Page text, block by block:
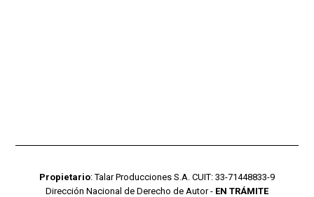
Propietario: Talar Producciones S.A. CUIT: 33-71448833-9
Dirección Nacional de Derecho de Autor - EN TRÁMITE